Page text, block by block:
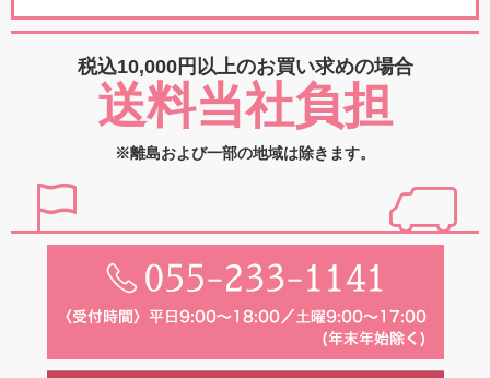
税込10,000円以上のお買い求めの場合
送料当社負担
※離島および一部の地域は除きます。